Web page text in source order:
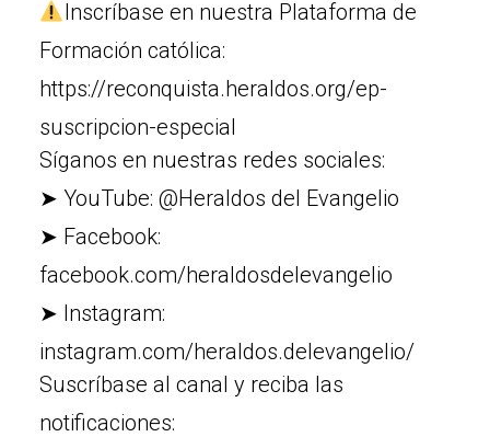
Inscríbase en nuestra Plataforma de
Formación católica:
https://reconquista.heraldos.org/ep-
suscripcion-especial
Síganos en nuestras redes sociales:
➤ YouTube: @Heraldos del Evangelio
➤ Facebook:
facebook.com/heraldosdelevangelio
➤ Instagram:
instagram.com/heraldos.delevangelio/
Suscríbase al canal y reciba las
notificaciones: